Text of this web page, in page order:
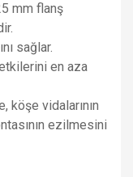
mm flanş
sağlar.
en aza
köşe vidalarının
ezilmesini